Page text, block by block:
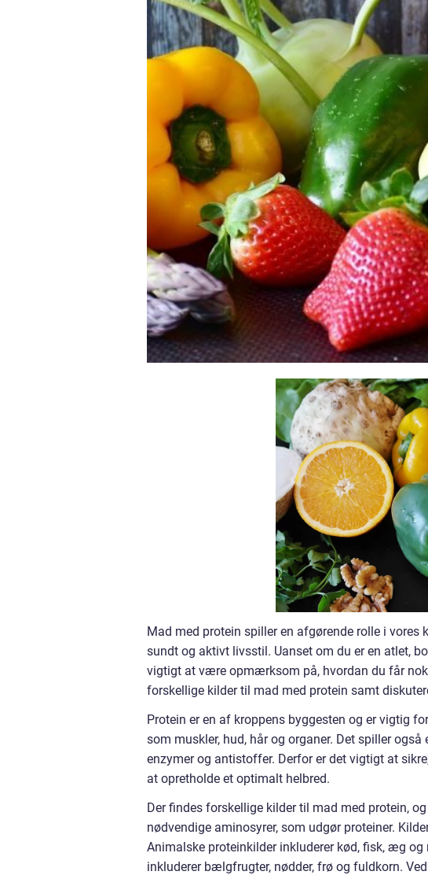
Mad med protein spiller en afgørende rolle i
sundt og aktivt livsstil. Uanset om du er en atlet,
vigtigt at være opmærksom på, hvordan du får
forskellige kilder til mad med protein samt
Protein er en af kroppens byggesten og er vigtig
som muskler, hud, hår og organer. Det spiller
enzymer og antistoffer. Derfor er det vigtigt at
at opretholde et optimalt helbred.
Der findes forskellige kilder til mad med protein,
nødvendige aminosyrer, som udgør proteiner.
Animalske proteinkilder inkluderer kød, fisk, æg
inkluderer bælgfrugter, nødder, frø og fuldkorn.